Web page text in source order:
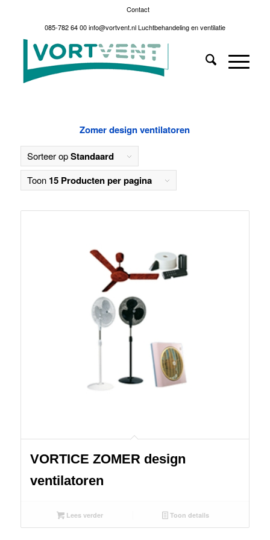
Contact
085-782 64 00info@vortvent.nlLuchtbehandeling en ventilatie
Zomer design ventilatoren
Sorteer opStandaard
Toon 15 Producten per pagina
VORTICE ZOMER design
ventilatoren
Lees verder Toon details